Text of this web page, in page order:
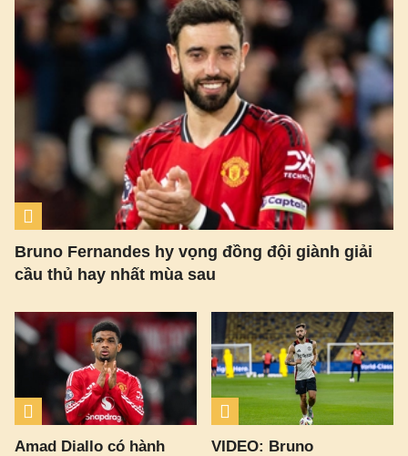
Bruno Fernandes hy vọng đồng đội giành giải
cầu thủ hay nhất mùa sau
Amad Diallo có hành
VIDEO: Bruno